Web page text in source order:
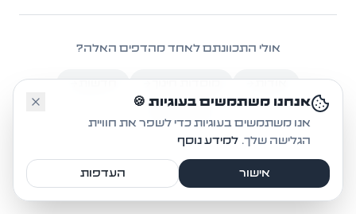
🤔
אולי התכוונתם לאחד מהדפים האלה?
אנחנו משתמשים בעוגיות 🍪
אנו משתמשים בעוגיות כדי לשפר את חוויית
הגלישה שלך. למידע נוסף
אישור העדפות